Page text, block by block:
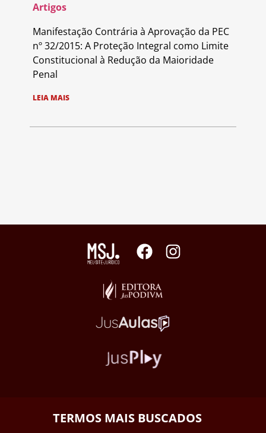
Artigos
Manifestação Contrária à Aprovação da PEC
nº 32/2015: A Proteção Integral como Limite
Constitucional à Redução da Maioridade
Penal
LEIA MAIS
TERMOS MAIS BUSCADOS